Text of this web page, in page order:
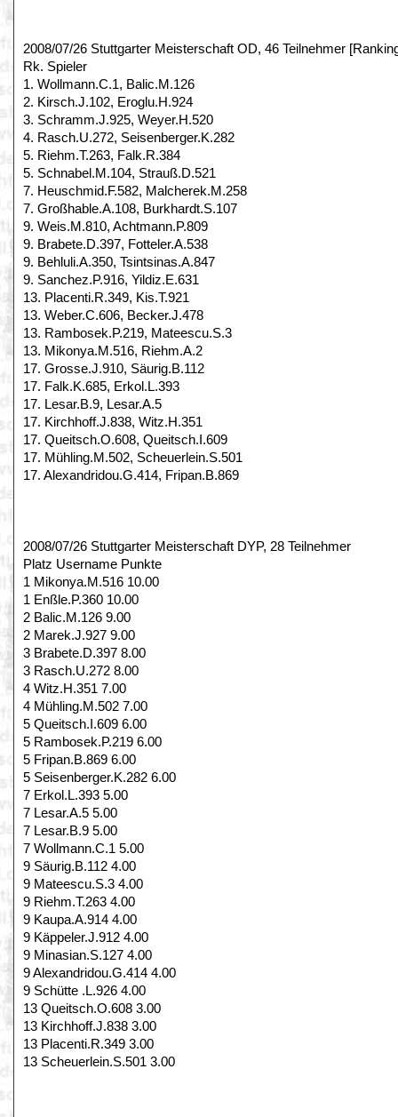
2008/07/26 Stuttgarter Meisterschaft OD, 46 Teilnehmer
Rk. Spieler
1. Wollmann.C.1, Balic.M.126
2. Kirsch.J.102, Eroglu.H.924
3. Schramm.J.925, Weyer.H.520
4. Rasch.U.272, Seisenberger.K.282
5. Riehm.T.263, Falk.R.384
5. Schnabel.M.104, Strauß.D.521
7. Heuschmid.F.582, Malcherek.M.258
7. Großhable.A.108, Burkhardt.S.107
9. Weis.M.810, Achtmann.P.809
9. Brabete.D.397, Fotteler.A.538
9. Behluli.A.350, Tsintsinas.A.847
9. Sanchez.P.916, Yildiz.E.631
13. Placenti.R.349, Kis.T.921
13. Weber.C.606, Becker.J.478
13. Rambosek.P.219, Mateescu.S.3
13. Mikonya.M.516, Riehm.A.2
17. Grosse.J.910, Säurig.B.112
17. Falk.K.685, Erkol.L.393
17. Lesar.B.9, Lesar.A.5
17. Kirchhoff.J.838, Witz.H.351
17. Queitsch.O.608, Queitsch.I.609
17. Mühling.M.502, Scheuerlein.S.501
17. Alexandridou.G.414, Fripan.B.869
2008/07/26 Stuttgarter Meisterschaft DYP, 28 Teilnehmer
Platz Username Punkte
1 Mikonya.M.516 10.00
1 Enßle.P.360 10.00
2 Balic.M.126 9.00
2 Marek.J.927 9.00
3 Brabete.D.397 8.00
3 Rasch.U.272 8.00
4 Witz.H.351 7.00
4 Mühling.M.502 7.00
5 Queitsch.I.609 6.00
5 Rambosek.P.219 6.00
5 Fripan.B.869 6.00
5 Seisenberger.K.282 6.00
7 Erkol.L.393 5.00
7 Lesar.A.5 5.00
7 Lesar.B.9 5.00
7 Wollmann.C.1 5.00
9 Säurig.B.112 4.00
9 Mateescu.S.3 4.00
9 Riehm.T.263 4.00
9 Kaupa.A.914 4.00
9 Käppeler.J.912 4.00
9 Minasian.S.127 4.00
9 Alexandridou.G.414 4.00
9 Schütte .L.926 4.00
13 Queitsch.O.608 3.00
13 Kirchhoff.J.838 3.00
13 Placenti.R.349 3.00
13 Scheuerlein.S.501 3.00